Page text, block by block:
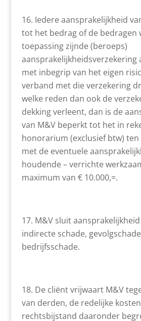
Iedere aansprakelijkheid
tot het bedrag of de bedragen
toepassing zijnde (beroeps)
aansprakelijkheidsverzekering
met inbegrip van het eigen
verband met die verzekering
welke reden dan ook de
dekking verleent, dan is de
van M&V beperkt tot het in
honorarium (exclusief btw) ten
met de eventuele
houdende – verrichte
maximum van € 10.000,=.
M&V sluit
indirecte schade,
bedrijfsschade.
De cliënt vrijwaart M&V
van derden, de redelijke
rechtsbijstand daaronder